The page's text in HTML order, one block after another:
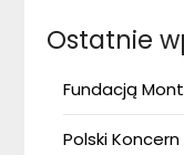
Ostatnie
Fundacją
Polski Koncern